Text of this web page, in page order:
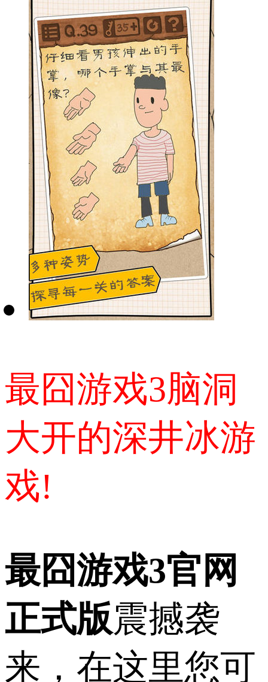
最囧游戏3脑洞
大开的深井冰游
戏!
最囧游戏3官网
正式版震撼袭
来，在这里您可